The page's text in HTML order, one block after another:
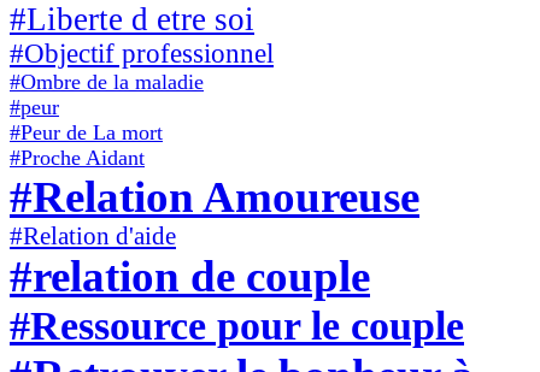
#Liberte d etre soi
#Objectif professionnel
#Ombre de la maladie
#peur
#Peur de La mort
#Proche Aidant
#Relation Amoureuse
#Relation d'aide
#relation de couple
#Ressource pour le couple